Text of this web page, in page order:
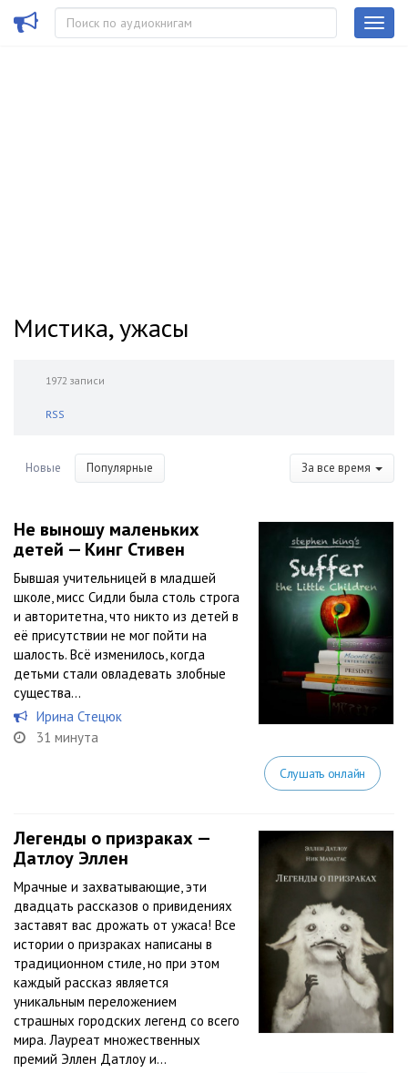
Мистика, ужасы
1972 записи
RSS
Новые Популярные За все время
Не выношу маленьких
детей — Кинг Стивен
Бывшая учительницей в младшей
школе, мисс Сидли была столь строга
и авторитетна, что никто из детей в
её присутствии не мог пойти на
шалость. Всё изменилось, когда
детьми стали овладевать злобные
существа…
Ирина Стецюк
31 минута
Слушать онлайн
Легенды о призраках —
Датлоу Эллен
Мрачные и захватывающие, эти
двадцать рассказов о привидениях
заставят вас дрожать от ужаса! Все
истории о призраках написаны в
традиционном стиле, но при этом
каждый рассказ является
уникальным переложением
страшных городских легенд со всего
мира. Лауреат множественных
премий Эллен Датлоу и...